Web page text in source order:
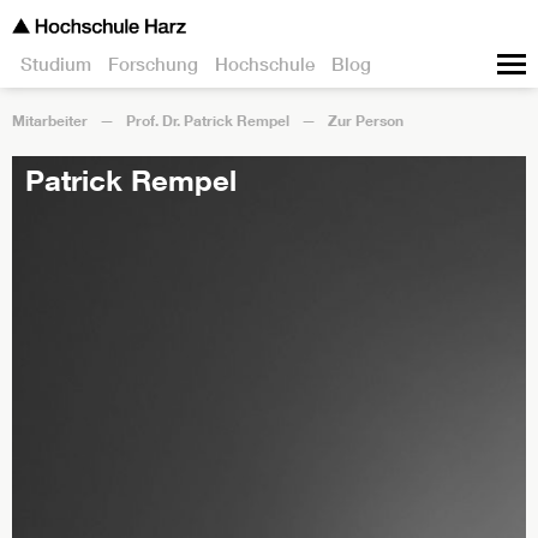
Studium Forschung Hochschule Blog
Mitarbeiter Prof. Dr. Patrick Rempel Zur Person
Patrick Rempel